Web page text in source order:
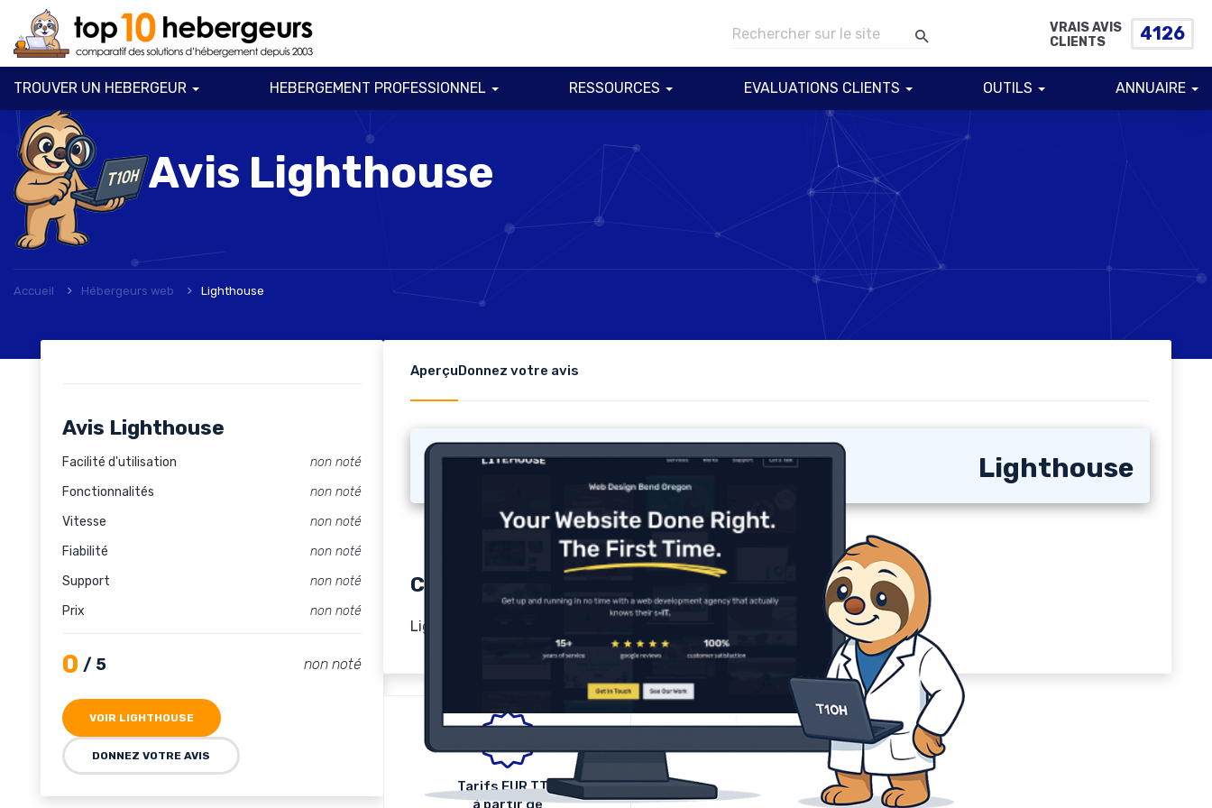
VRAIS AVIS
CLIENTS
4126
TROUVER UN HEBERGEUR HEBERGEMENT PROFESSIONNEL RESSOURCES EVALUATIONS CLIENTS OUTILS ANNUAIRE
Avis Lighthouse
Accueil Hébergeurs web Lighthouse
Avis Lighthouse
Facilité d'utilisation
non noté
Fonctionnalités
non noté
Vitesse
non noté
Fiabilité
non noté
Support
non noté
Prix
non noté
0 / 5 non noté
VOIR LIGHTHOUSE
DONNEZ VOTRE AVIS
AperçuDonnez votre avis
Lighthouse
Comparatif Lighthouse (2026)
Lighthouse est une société de développement web basée dans l’Oregon.
TarifsEURTTC
à partir de